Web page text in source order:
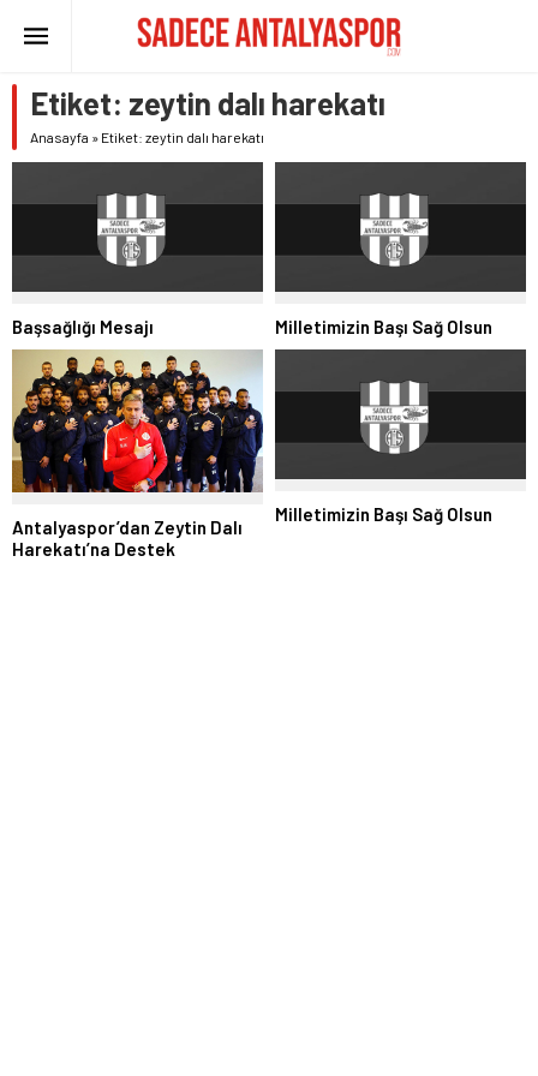
Etiket: zeytin dalı harekatı
Anasayfa » Etiket: zeytin dalı harekatı
Başsağlığı Mesajı Milletimizin Başı Sağ Olsun
Antalyaspor’dan Zeytin Dalı
Harekatı’na Destek
Milletimizin Başı Sağ Olsun